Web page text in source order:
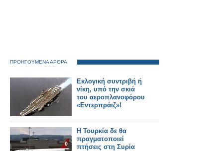
ΠΡΟΗΓΟΥΜΕΝΑ ΑΡΘΡΑ
Eκλογική συντριβή ή
νίκη, υπό την σκιά
του αεροπλανοφόρου
«Εντερπράιζ»!
Η Τουρκία δε θα
πραγματοποιεί
πτήσεις στη Συρία